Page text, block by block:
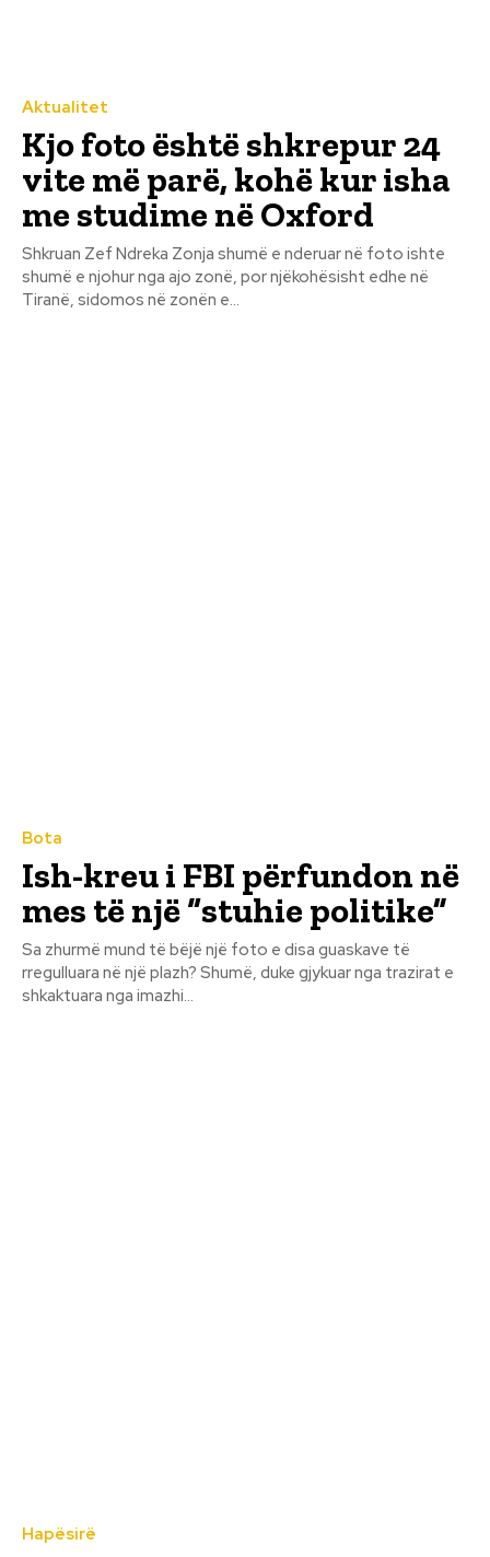
Aktualitet
Kjo foto është shkrepur 24
vite më parë, kohë kur isha
me studime në Oxford
Shkruan Zef Ndreka Zonja shumë e nderuar në foto ishte
shumë e njohur nga ajo zonë, por njëkohësisht edhe në
Tiranë, sidomos në zonën e...
Bota
Ish-kreu i FBI përfundon në
mes të një “stuhie politike”
Sa zhurmë mund të bëjë një foto e disa guaskave të
rregulluara në një plazh? Shumë, duke gjykuar nga trazirat e
shkaktuara nga imazhi...
Hapësirë